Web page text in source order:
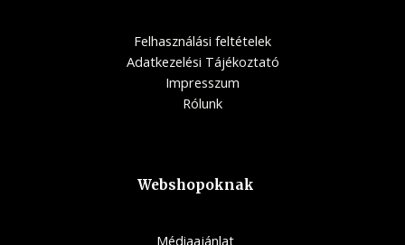
Felhasználási feltételek
Adatkezelési Tájékoztató
Impresszum
Rólunk
Webshopoknak
Médiaajánlat